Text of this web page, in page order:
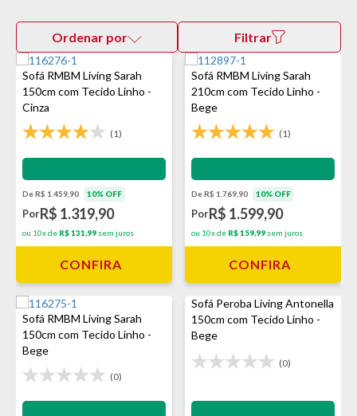
Ordenar por Filtrar
Sofá RMBM Living Sarah
150cm com Tecido Linho -
Cinza
(1)
Impermeabilização - VEDA
De R$ 1.459,90 10% OFF
PorR$ 1.319,90
ou 10x de R$ 131,99 sem juros
CONFIRA
Sofá RMBM Living Sarah
210cm com Tecido Linho -
Bege
(1)
Impermeabilização - VEDA
De R$ 1.769,90 10% OFF
PorR$ 1.599,90
ou 10x de R$ 159,99 sem juros
CONFIRA
Sofá RMBM Living Sarah
150cm com Tecido Linho -
Bege
(0)
Impermeabilização - VEDA
Sofá Peroba Living Antonella
150cm com Tecido Linho -
Bege
(0)
Impermeabilização - VEDA